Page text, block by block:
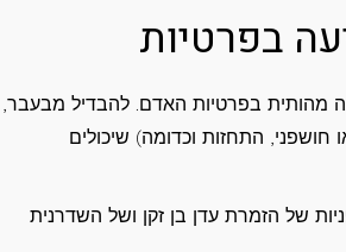
בפרטיות
מהותית בפרטיות האדם. להבדיל מבעבר,
חושפני, התחזות וכדומה) שיכולים
של הזמרת עדן בן זקן ושל השדרנית